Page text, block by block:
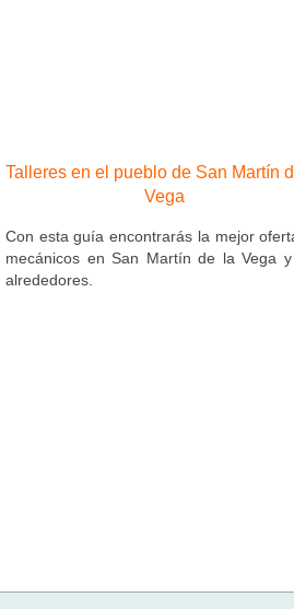
Talleres en el pueblo de San Martín
Vega
Con esta guía encontrarás la mejor
mecánicos en San Martín de la Vega
alrededores.